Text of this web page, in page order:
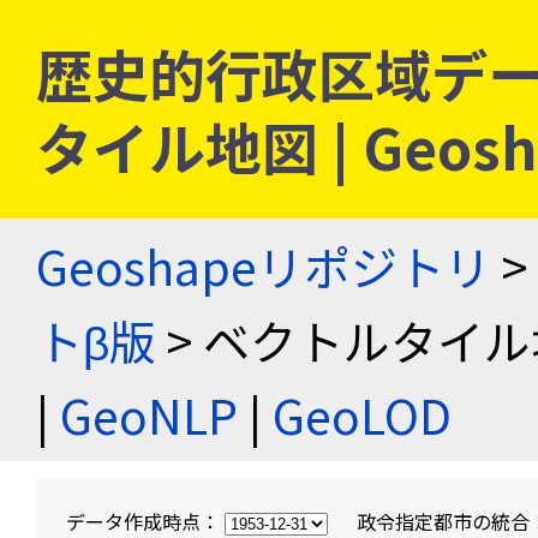
歴史的行政区域デ
タイル地図 |
Geoshapeリポジトリ >
トβ版 > ベクトルタイ
| GeoNLP | GeoLOD
データ作成時点： 政令指定都市の統